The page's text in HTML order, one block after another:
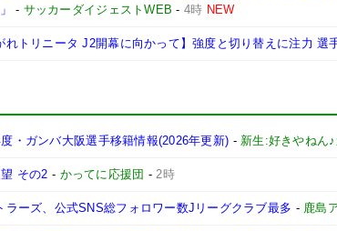
- サッカーダイジェストWEB - 4時 NEW
れトリニータ J2開幕に向かって】強度と切り替えに注力 選
・ガンバ大阪選手移籍情報(2026年更新) - 新生:好きやねん
その2 - かってに応援団 -2時
ラーズ、公式SNS総フォロワー数Jリーグクラブ最多 - 鹿島